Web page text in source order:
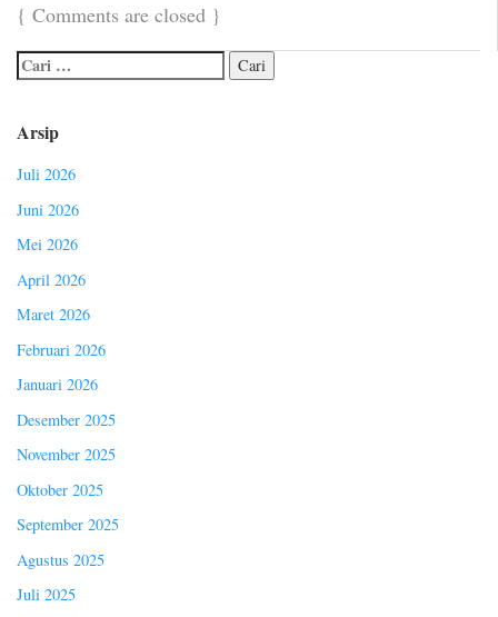
{ Comments are closed }
Arsip
Juli 2026
Juni 2026
Mei 2026
April 2026
Maret 2026
Februari 2026
Januari 2026
Desember 2025
November 2025
Oktober 2025
September 2025
Agustus 2025
Juli 2025